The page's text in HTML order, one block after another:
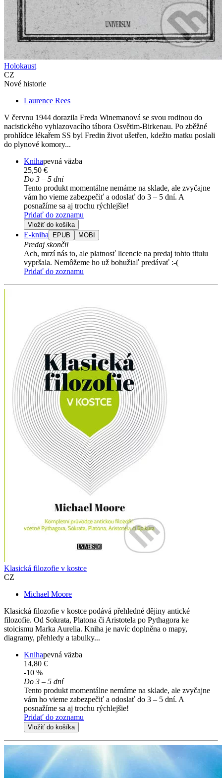
Holokaust
CZ
Nové historie
Laurence Rees
V červnu 1944 dorazila Freda Winemanová se svou rodinou do
nacistického vyhlazovacího tábora Osvětim-Birkenau. Po zběžné
prohlídce lékařem SS byl Fredin život ušetřen, kdežto matku poslali
do plynové komory...
Knihapevná väzba
25,50 €
Do 3 – 5 dní
Tento produkt momentálne nemáme na sklade, ale zvyčajne
vám ho vieme zabezpečiť a odoslať do 3 – 5 dní. A
posnažíme sa aj trochu rýchlejšie!
Pridať do zoznamu
Vložiť do košíka
E-kniha EPUB MOBI
Predaj skončil
Ach, mrzí nás to, ale platnosť licencie na predaj tohto titulu
vypršala. Nemôžeme ho už bohužiaľ predávať :-(
Pridať do zoznamu
Klasická filozofie v kostce
CZ
Michael Moore
Klasická filozofie v kostce podává přehledné dějiny antické
filozofie. Od Sokrata, Platona či Aristotela po Pythagora ke
stoicismu Marka Aurelia. Kniha je navíc doplněna o mapy,
diagramy, přehledy a tabulky...
Knihapevná väzba
14,80 €
-10 %
Do 3 – 5 dní
Tento produkt momentálne nemáme na sklade, ale zvyčajne
vám ho vieme zabezpečiť a odoslať do 3 – 5 dní. A
posnažíme sa aj trochu rýchlejšie!
Pridať do zoznamu
Vložiť do košíka